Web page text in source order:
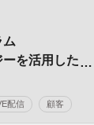
ム
ーを活用した
配信 顧客